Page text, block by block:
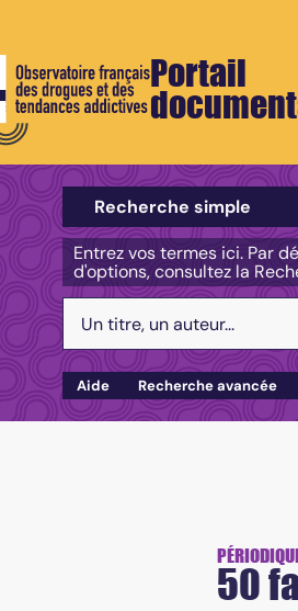
Portail
Sélectionner un type de
Recherche simple
Entrez vos termes ici. Par
d'options, consultez la
Aide Recherche avancée
50